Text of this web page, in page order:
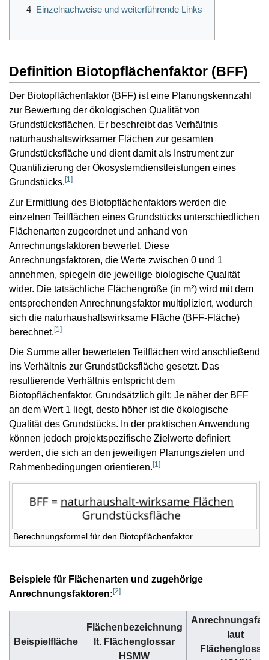
4 Einzelnachweise und weiterführende Links
Definition Biotopflächenfaktor (BFF)
Der Biotopflächenfaktor (BFF) ist eine Planungskennzahl
zur Bewertung der ökologischen Qualität von
Grundstücksflächen. Er beschreibt das Verhältnis
naturhaushaltswirksamer Flächen zur gesamten
Grundstücksfläche und dient damit als Instrument zur
Quantifizierung der Ökosystemdienstleistungen eines
Grundstücks. [1]
Zur Ermittlung des Biotopflächenfaktors werden die
einzelnen Teilflächen eines Grundstücks unterschiedlichen
Flächenarten zugeordnet und anhand von
Anrechnungsfaktoren bewertet. Diese
Anrechnungsfaktoren, die Werte zwischen 0 und 1
annehmen, spiegeln die jeweilige biologische Qualität
wider. Die tatsächliche Flächengröße (in m²) wird mit dem
entsprechenden Anrechnungsfaktor multipliziert, wodurch
sich die naturhaushaltswirksame Fläche (BFF-Fläche)
berechnet.[1 ]
Die Summe aller bewerteten Teilflächen wird anschließend
ins Verhältnis zur Grundstücksfläche gesetzt. Das
resultierende Verhältnis entspricht dem
Biotopflächenfaktor. Grundsätzlich gilt: Je näher der BFF
an dem Wert 1 liegt, desto höher ist die ökologische
Qualität des Grundstücks. In der praktischen Anwendung
können jedoch projektspezifische Zielwerte definiert
werden, die sich an den jeweiligen Planungszielen und
Rahmenbedingungen orientieren. [1]
Berechnungsformel für den Biotopflächenfaktor
Beispiele für Flächenarten und zugehörige
Anrechnungsfaktoren: [2]
Beispielfläche
Flächenbezeichnung
lt. Flächenglossar
HSMW
laut